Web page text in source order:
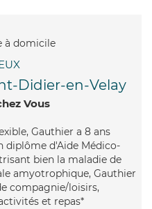
Didier-en-Velay
Vous
Gauthier a 8 ans
diplôme d'Aide Médico-
bien la maladie de
amyotrophique, Gauthier
compagnie/loisirs,
et repas*